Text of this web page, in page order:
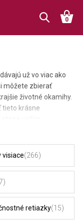
0
už vo viac ako
môžete zbierať
životné okamihy.
tieto krásne
vašim
hodnoty.
visiace(266)
retiazky(15)